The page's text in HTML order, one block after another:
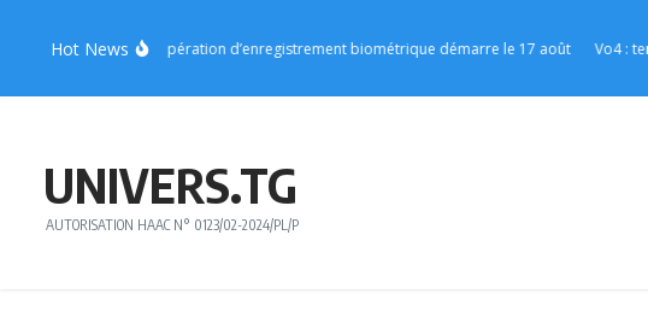
Hot News
Centrale : l’opération d’enregistrement biométrique démarre le 17 août Vo4 : tenues
UNIVERS.TG
AUTORISATION HAAC N° 0123/02-2024/PL/P